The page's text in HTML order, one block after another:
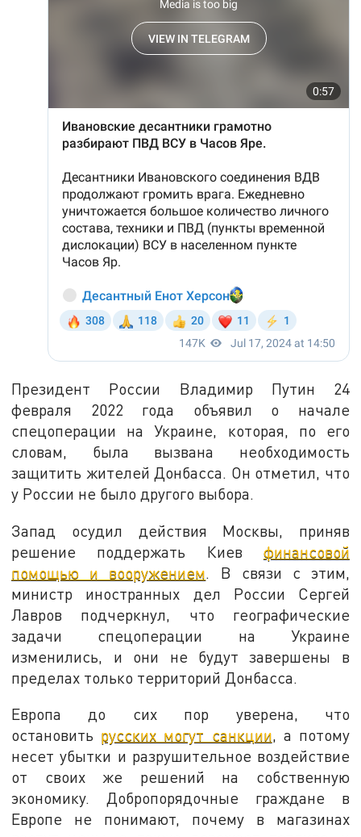
Президент России Владимир Путин 24
февраля 2022 года объявил о начале
спецоперации на Украине, которая, по его
словам, была вызвана необходимость
защитить жителей Донбасса. Он отметил, что
у России не было другого выбора.
Запад осудил действия Москвы, приняв
решение поддержать Киев финансовой
помощью и вооружением. В связи с этим,
министр иностранных дел России Сергей
Лавров подчеркнул, что географические
задачи спецоперации на Украине
изменились, и они не будут завершены в
пределах только территорий Донбасса.
Европа до сих пор уверена, что
остановить русских могут санкции, а потому
несет убытки и разрушительное воздействие
от своих же решений на собственную
экономику. Добропорядочные граждане в
Европе не понимают, почему в магазинах